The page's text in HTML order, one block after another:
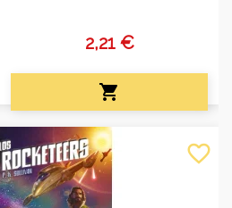
2,21 €

favorite_border